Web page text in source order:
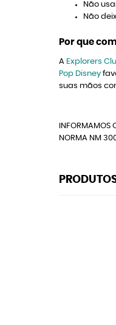
Não
Não
Por que
A Explorers
Pop Disney
suas mãos
INFORMAMOS
NORMA NM